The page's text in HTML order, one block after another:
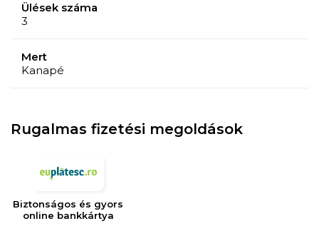
Ülések száma
3
Mert
Kanapé
Rugalmas fizetési megoldások
Biztonságos és gyors
online bankkártya